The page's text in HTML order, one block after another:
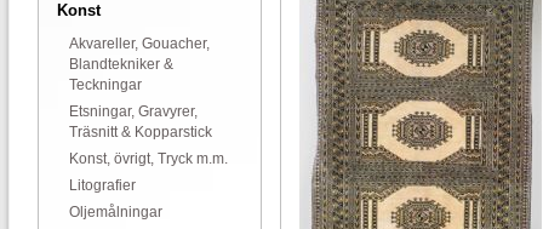
Konst
Akvareller, Gouacher,
Blandtekniker &
Teckningar
Etsningar, Gravyrer,
Träsnitt & Kopparstick
Konst, övrigt, Tryck m.m.
Litografier
Oljemålningar